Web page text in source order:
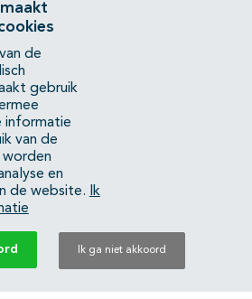
Specialisten:40483480
de
gebruik
informatie
van de
en
de website.
Ik
Ik ga niet akkoord